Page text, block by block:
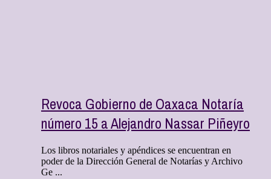
Revoca Gobierno de Oaxaca Notaría
número 15 a Alejandro Nassar Piñeyro
Los libros notariales y apéndices se encuentran en
poder de la Dirección General de Notarías y Archivo
Ge ...